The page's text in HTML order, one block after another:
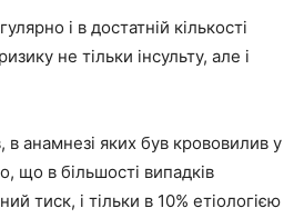
і в достатній кількості
не тільки інсульту, але і
в анамнезі яких був крововилив у
що в більшості випадків
тиск, і тільки в 10% етіологією